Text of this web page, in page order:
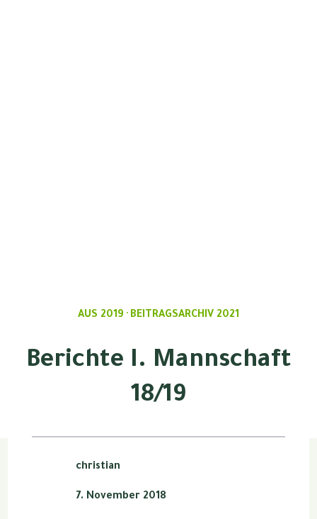
AUS 2019 · BEITRAGSARCHIV 2021
Berichte I. Mannschaft
18/19
christian
7. November 2018